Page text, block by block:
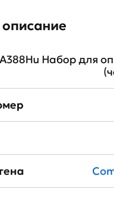
описание
Набор для